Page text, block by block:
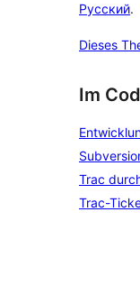
Русский.
Dieses
Im
Trac
Trac-